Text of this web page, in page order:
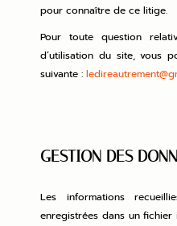
pour connaître de ce litige.
Pour toute question
d’utilisation du site, vous
suivante :
GESTION DES
Les informations
enregistrées dans un